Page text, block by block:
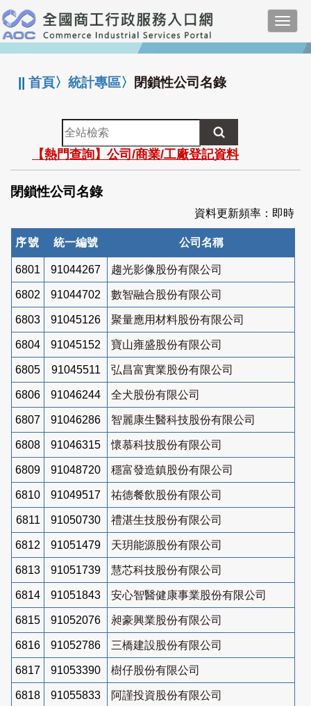
跳
到
主
要
:::
||首頁〉統計專區〉 閉鎖性公司名錄
全
站
檢
索
【熱門查詢】公司/商業/工廠登記資料
閉鎖性公司名錄
資料更新頻率：即時
序號 統一編號 公司名稱
6801 91044267 趨光影像股份有限公司
6802 91044702 數智融合股份有限公司
6803 91045126 聚量應用材料股份有限公司
6804 91045152 寶山雍盛股份有限公司
6805 91045511 弘昌富實業股份有限公司
6806 91046244 全犬股份有限公司
6807 91046286 智麗康生醫科技股份有限公司
6808 91046315 懷慕科技股份有限公司
6809 91048720 穩富發造鎮股份有限公司
6810 91049517 祐德餐飲股份有限公司
6811 91050730 禮湛生技股份有限公司
6812 91051479 天玥能源股份有限公司
6813 91051739 慧芯科技股份有限公司
6814 91051843 安心智醫健康事業股份有限公司
6815 91052076 昶豪興業股份有限公司
6816 91052786 三橋建設股份有限公司
6817 91053390 樹仔股份有限公司
6818 91055833 阿謹投資股份有限公司